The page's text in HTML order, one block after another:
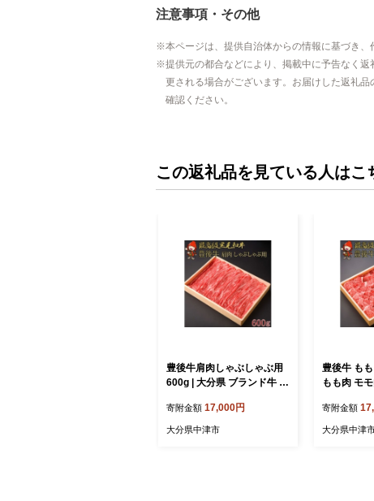
注意事項・その他
本ページは、提供自治体からの情報に基づき、
提供元の都合などにより、掲載中に予告なく
更される場合がございます。お届けした返礼
確認ください。
この返礼品を見ている人はこ
豊後牛肩肉しゃぶしゃぶ用
600g | 大分県 ブランド牛 鍋
く にく 牛 牛肉 国産牛 牛肩
しゃぶしゃぶ 国産 大分県産
寄附金額 17,000円
大分県中津市
豊後牛 も
もも肉 モ
にく 牛 牛
産 大分県産
寄附金額
大分県中津